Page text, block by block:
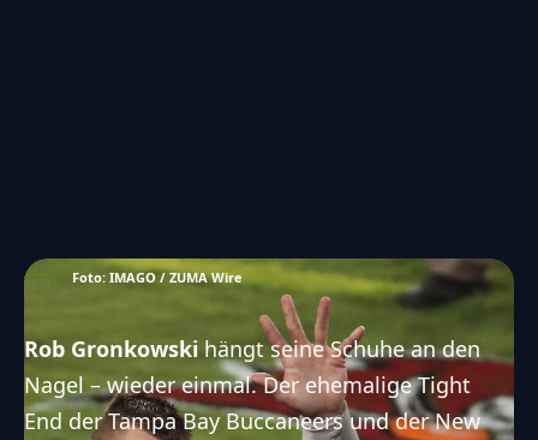
Foto: IMAGO / ZUMA Wire
Rob Gronkowski hängt seine Schuhe an den
Nagel – wieder einmal. Der ehemaligeTight
End derTampa Bay Buccaneersund derNew